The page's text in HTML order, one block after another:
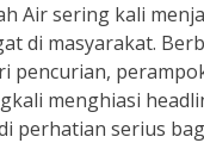
Air sering kali
di masyarakat.
pencurian,
menghiasi
perhatian serius